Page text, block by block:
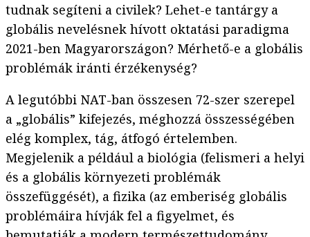
tudnak segíteni a civilek? Lehet-e tantárgy a
globális nevelésnek hívott oktatási paradigma
2021-ben Magyarországon? Mérhető-e a globális
problémák iránti érzékenység?
A legutóbbi NAT-ban összesen 72-szer szerepel
a „globális” kifejezés, méghozzá összességében
elég komplex, tág, átfogó értelemben.
Megjelenik a például a biológia (felismeri a helyi
és a globális környezeti problémák
összefüggését), a fizika (az emberiség globális
problémáira hívják fel a figyelmet, és